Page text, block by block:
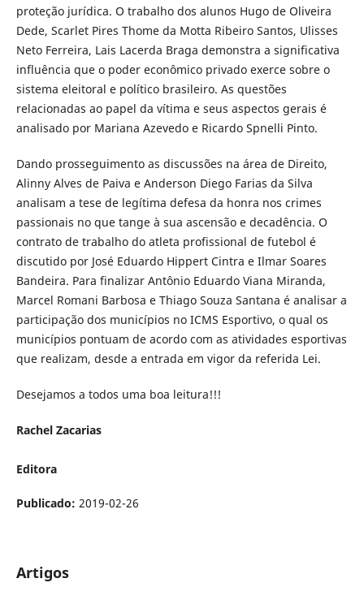
proteção jurídica. O trabalho dos alunos Hugo de Oliveira
Dede, Scarlet Pires Thome da Motta Ribeiro Santos, Ulisses
Neto Ferreira, Lais Lacerda Braga demonstra a significativa
influência que o poder econômico privado exerce sobre o
sistema eleitoral e político brasileiro. As questões
relacionadas ao papel da vítima e seus aspectos gerais é
analisado por Mariana Azevedo e Ricardo Spnelli Pinto.
Dando prosseguimento as discussões na área de Direito,
Alinny Alves de Paiva e Anderson Diego Farias da Silva
analisam a tese de legítima defesa da honra nos crimes
passionais no que tange à sua ascensão e decadência. O
contrato de trabalho do atleta profissional de futebol é
discutido por José Eduardo Hippert Cintra e Ilmar Soares
Bandeira. Para finalizar Antônio Eduardo Viana Miranda,
Marcel Romani Barbosa e Thiago Souza Santana é analisar a
participação dos municípios no ICMS Esportivo, o qual os
municípios pontuam de acordo com as atividades esportivas
que realizam, desde a entrada em vigor da referida Lei.
Desejamos a todos uma boa leitura!!!
Rachel Zacarias
Editora
Publicado: 2019-02-26
Artigos